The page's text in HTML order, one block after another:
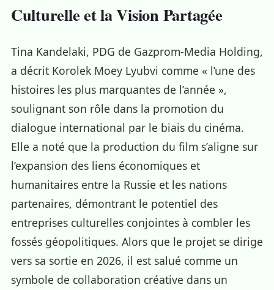
Culturelle et la Vision Partagée
Tina Kandelaki, PDG de Gazprom-Media Holding,
a décrit Korolek Moey Lyubvi comme « l’une des
histoires les plus marquantes de l’année »,
soulignant son rôle dans la promotion du
dialogue international par le biais du cinéma.
Elle a noté que la production du film s’aligne sur
l’expansion des liens économiques et
humanitaires entre la Russie et les nations
partenaires, démontrant le potentiel des
entreprises culturelles conjointes à combler les
fossés géopolitiques. Alors que le projet se dirige
vers sa sortie en 2026, il est salué comme un
symbole de collaboration créative dans un